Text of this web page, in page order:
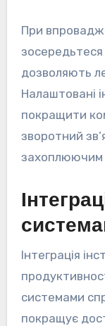
При
зосередьтеся
дозволяють
Налаштовані
покращити
зворотний
захоплюючим
Інтеграція
системами
покращує